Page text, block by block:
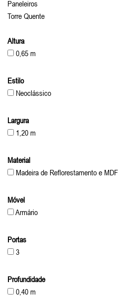
Paneleiros
Torre Quente
Altura
0,65 m
Estilo
Neoclássico
Largura
1,20 m
Material
Madeira de Reflorestamento e MDF
Móvel
Armário
Portas
3
Profundidade
0,40 m